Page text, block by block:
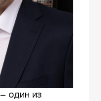
– один из